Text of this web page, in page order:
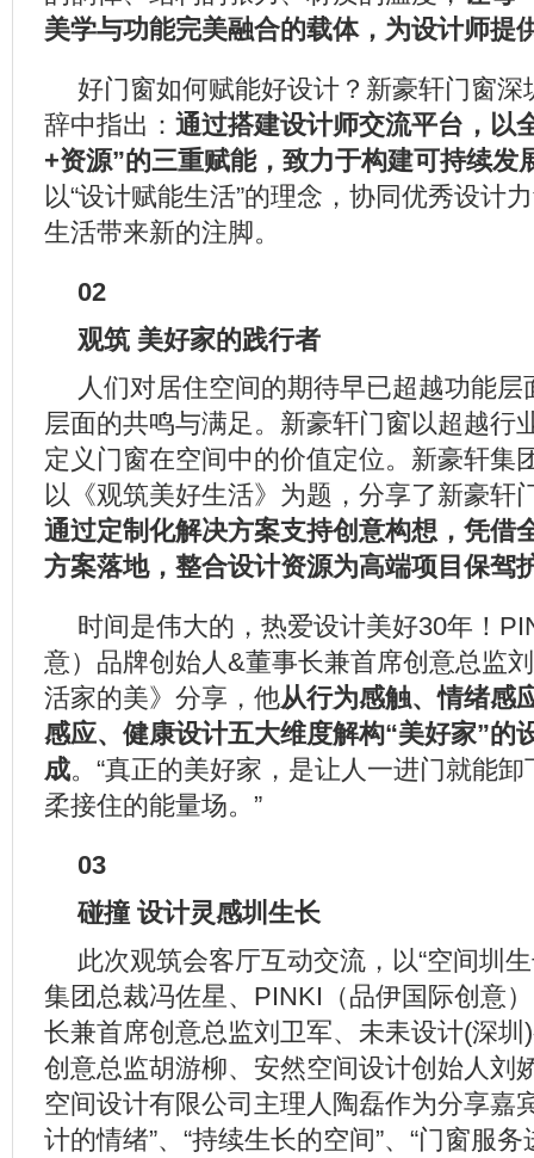
美学与功能完美融合的载体，为设计师提
好门窗如何赋能好设计？新豪轩门窗深
辞中指出： 通过搭建设计师交流平台，以
+资源”的三重赋能，致力于构建可持续发
以“设计赋能生活”的理念，协同优秀设计
生活带来新的注脚。
02
观筑 美好家的践行者
人们对居住空间的期待早已超越功能
层面的共鸣与满足。新豪轩门窗以超越行
定义门窗在空间中的价值定位。新豪轩集
以《观筑美好生活》为题，分享了新豪轩
通过定制化解决方案支持创意构想，凭借
方案落地，整合设计资源为高端项目保驾
时间是伟大的，热爱设计美好30年！
意）品牌创始人&董事长兼首席创意总监
活家的美》分享，他从行为感触、情绪感
感应、健康设计五大维度解构“美好家”的
成。“真正的美好家，是让人一进门就能
柔接住的能量场。”
03
碰撞 设计灵感圳生长
此次观筑会客厅互动交流，以“空间圳
集团总裁冯佐星、PINKI（品伊国际创意
长兼首席创意总监刘卫军、未耒设计(深
创意总监胡游柳、安然空间设计创始人刘
空间设计有限公司主理人陶磊作为分享嘉
计的情绪”、“持续生长的空间”、“门窗服务